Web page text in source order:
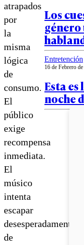
atrapados
por
la
misma
lógica
de
consumo.
El
público
exige
recompensa
inmediata.
El
músico
intenta
escapar
desesperadamente
de
Los
género
Entretención
16 de Febrero
Esta
noche